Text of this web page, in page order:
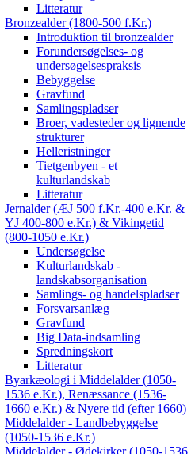
Litteratur
Bronzealder (1800-500 f.Kr.)
Introduktion til bronzealder
Forundersøgelses- og
undersøgelsespraksis
Bebyggelse
Gravfund
Samlingspladser
Broer, vadesteder og lignende
strukturer
Helleristninger
Tietgenbyen - et
kulturlandskab
Litteratur
Jernalder (ÆJ 500 f.Kr.-400 e.Kr. &
YJ 400-800 e.Kr.) & Vikingetid
(800-1050 e.Kr.)
Undersøgelse
Kulturlandskab -
landskabsorganisation
Samlings- og handelspladser
Forsvarsanlæg
Gravfund
Big Data-indsamling
Spredningskort
Litteratur
Byarkæologi i Middelalder (1050-
1536 e.Kr.), Renæssance (1536-
1660 e.Kr.) & Nyere tid (efter 1660)
Middelalder - Landbebyggelse
(1050-1536 e.Kr.)
Middelalder - Ødekirker (1050-1536